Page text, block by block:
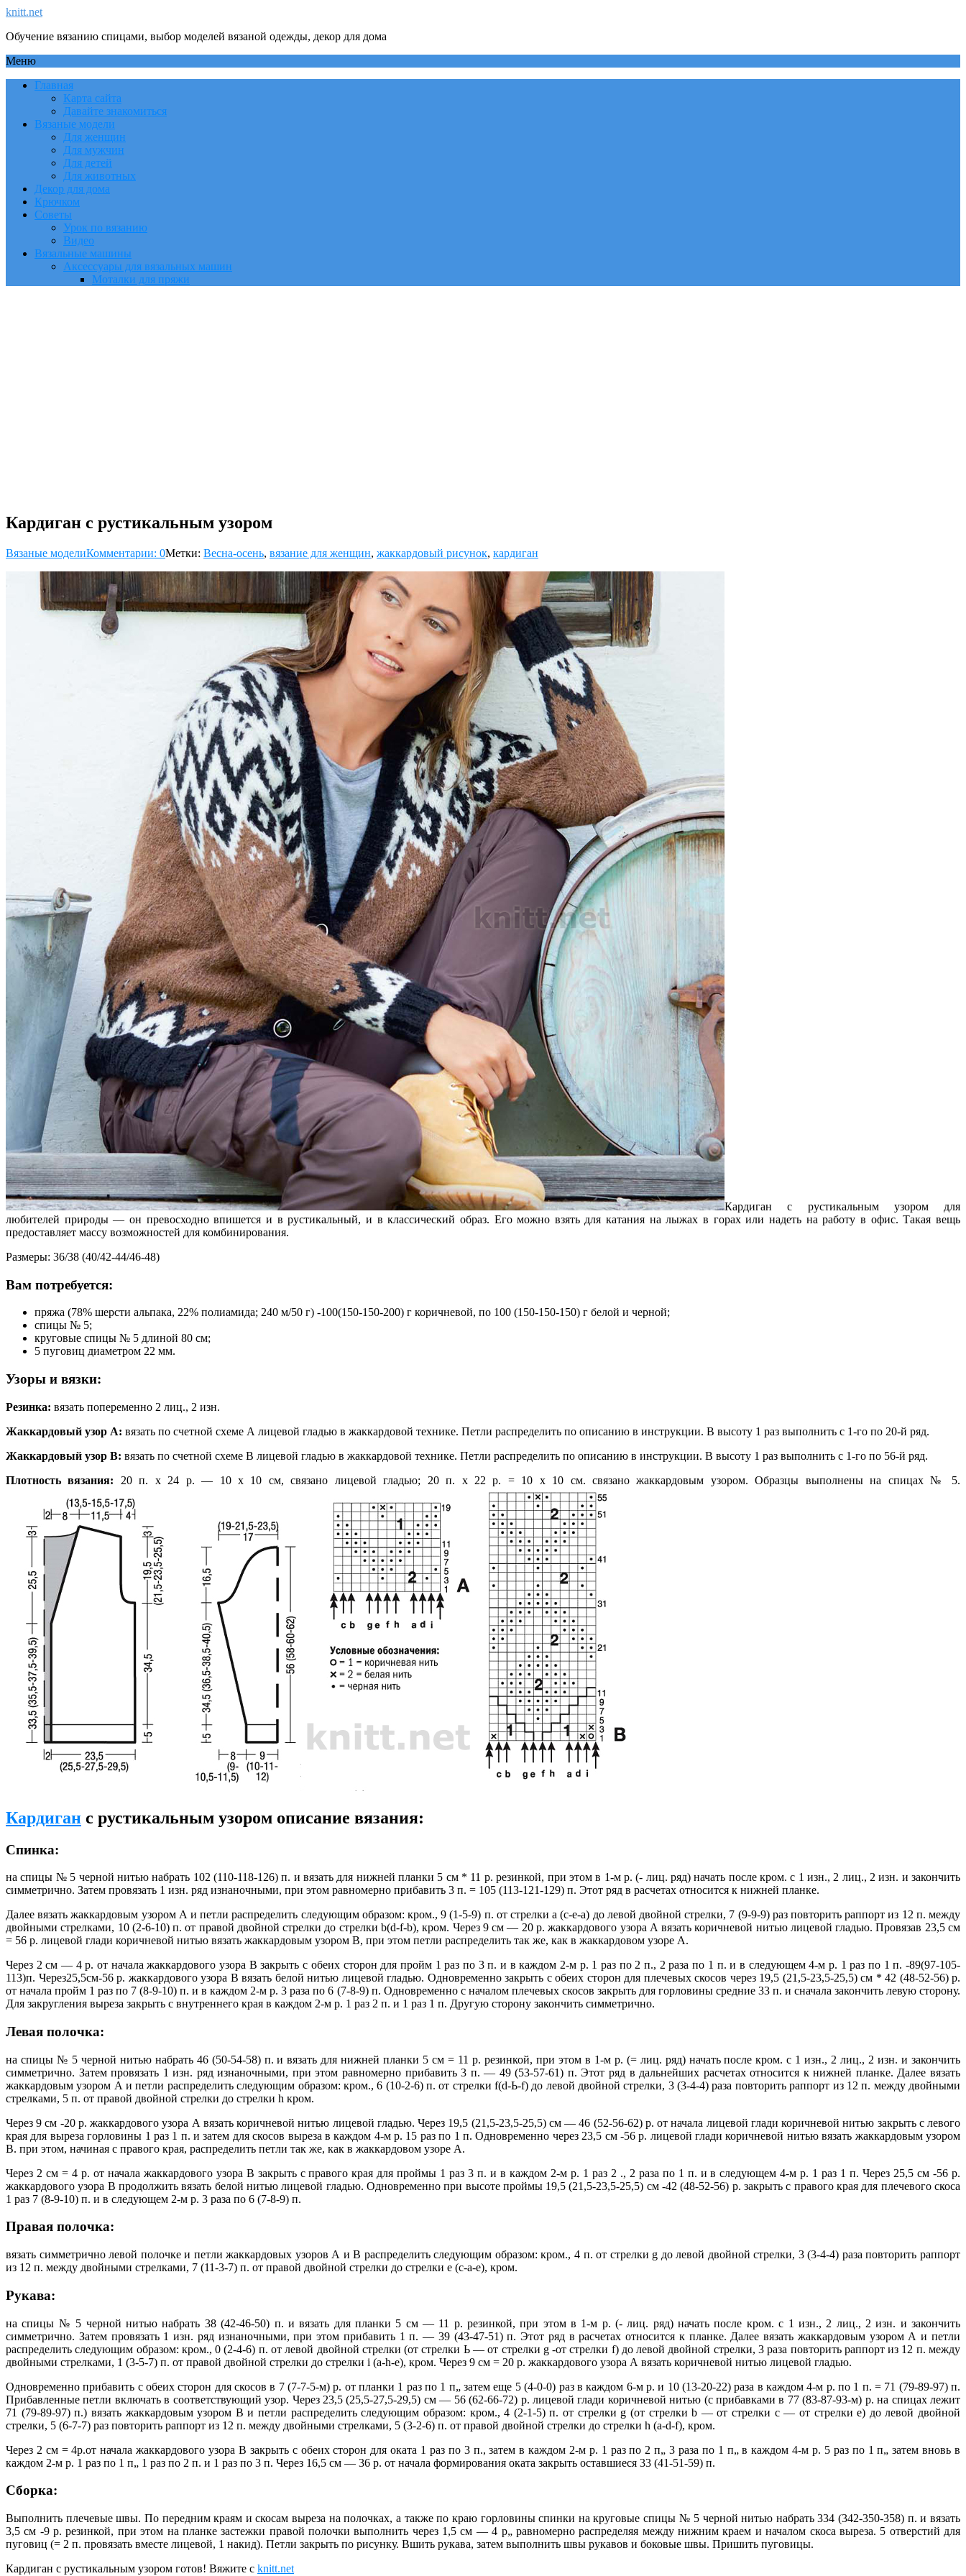
knitt.net
Обучение вязанию спицами, выбор моделей вязаной одежды, декор для дома
Меню
Главная
Карта сайта
Давайте знакомиться
Вязаные модели
Для женщин
Для мужчин
Для детей
Для животных
Декор для дома
Крючком
Советы
Урок по вязанию
Видео
Вязальные машины
Аксессуары для вязальных машин
Моталки для пряжи
Кардиган с рустикальным узором
Вязаные моделиКомментарии: 0Метки: Весна-осень, вязание для женщин, жаккардовый рисунок, кардиган
Кардиган с рустикальным узором для
любителей природы — он превосходно впишется и в рустикальный, и в классический образ. Его можно взять для катания на лыжах в горах или надеть на работу в офис. Такая вещь
предоставляет массу возможностей для комбинирования.
Размеры: 36/38 (40/42-44/46-48)
Вам потребуется:
пряжа (78% шерсти альпака, 22% полиамида; 240 м/50 г) -100(150-150-200) г коричневой, по 100 (150-150-150) г белой и черной;
спицы № 5;
круговые спицы № 5 длиной 80 см;
5 пуговиц диаметром 22 мм.
Узоры и вязки:
Резинка: вязать попеременно 2 лиц., 2 изн.
Жаккардовый узор А: вязать по счетной схеме А лицевой гладью в жаккардовой технике. Петли распределить по описанию в инструкции. В высоту 1 раз выполнить с 1-го по 20-й ряд.
Жаккардовый узор В: вязать по счетной схеме В лицевой гладью в жаккардовой технике. Петли распределить по описанию в инструкции. В высоту 1 раз выполнить с 1-го по 56-й ряд.
Плотность вязания: 20 п. х 24 р. — 10 х 10 см, связано лицевой гладью; 20 п. х 22 р. = 10 х 10 см. связано жаккардовым узором. Образцы выполнены на спицах № 5.
Кардиган с рустикальным узором описание вязания:
Спинка:
на спицы № 5 черной нитью набрать 102 (110-118-126) п. и вязать для нижней планки 5 см * 11 р. резинкой, при этом в 1-м р. (- лиц. ряд) начать после кром. с 1 изн., 2 лиц., 2 изн. и закончить
симметрично. Затем провязать 1 изн. ряд изнаночными, при этом равномерно прибавить 3 п. = 105 (113-121-129) п. Этот ряд в расчетах относится к нижней планке.
Далее вязать жаккардовым узором А и петли распределить следующим образом: кром., 9 (1-5-9) п. от стрелки а (с-е-а) до левой двойной стрелки, 7 (9-9-9) раз повторить раппорт из 12 п. между
двойными стрелками, 10 (2-6-10) п. от правой двойной стрелки до стрелки b(d-f-b), кром. Через 9 см — 20 р. жаккардового узора А вязать коричневой нитью лицевой гладью. Провязав 23,5 см
= 56 р. лицевой глади коричневой нитью вязать жаккардовым узором В, при этом петли распределить так же, как в жаккардовом узоре А.
Через 2 см — 4 р. от начала жаккардового узора В закрыть с обеих сторон для пройм 1 раз по 3 п. и в каждом 2-м р. 1 раз по 2 п., 2 раза по 1 п. и в следующем 4-м р. 1 раз по 1 п. -89(97-105-
113)п. Через25,5см-56 р. жаккардового узора В вязать белой нитью лицевой гладью. Одновременно закрыть с обеих сторон для плечевых скосов через 19,5 (21,5-23,5-25,5) см * 42 (48-52-56) р.
от начала пройм 1 раз по 7 (8-9-10) п. и в каждом 2-м р. 3 раза по 6 (7-8-9) п. Одновременно с началом плечевых скосов закрыть для горловины средние 33 п. и сначала закончить левую сторону.
Для закругления выреза закрыть с внутреннего края в каждом 2-м р. 1 раз 2 п. и 1 раз 1 п. Другую сторону закончить симметрично.
Левая полочка:
на спицы № 5 черной нитью набрать 46 (50-54-58) п. и вязать для нижней планки 5 см = 11 р. резинкой, при этом в 1-м р. (= лиц. ряд) начать после кром. с 1 изн., 2 лиц., 2 изн. и закончить
симметрично. Затем провязать 1 изн. ряд изнаночными, при этом равномерно прибавить 3 п. — 49 (53-57-61) п. Этот ряд в дальнейших расчетах относится к нижней планке. Далее вязать
жаккардовым узором А и петли распределить следующим образом: кром., 6 (10-2-6) п. от стрелки f(d-Ь-f) до левой двойной стрелки, 3 (3-4-4) раза повторить раппорт из 12 п. между двойными
стрелками, 5 п. от правой двойной стрелки до стрелки h кром.
Через 9 см -20 р. жаккардового узора А вязать коричневой нитью лицевой гладью. Через 19,5 (21,5-23,5-25,5) см — 46 (52-56-62) р. от начала лицевой глади коричневой нитью закрыть с левого
края для выреза горловины 1 раз 1 п. и затем для скосов выреза в каждом 4-м р. 15 раз по 1 п. Одновременно через 23,5 см -56 р. лицевой глади коричневой нитью вязать жаккардовым узором
В. при этом, начиная с правого края, распределить петли так же, как в жаккардовом узоре А.
Через 2 см = 4 р. от начала жаккардового узора В закрыть с правого края для проймы 1 раз 3 п. и в каждом 2-м р. 1 раз 2 ., 2 раза по 1 п. и в следующем 4-м р. 1 раз 1 п. Через 25,5 см -56 р.
жаккардового узора В продолжить вязать белой нитью лицевой гладью. Одновременно при высоте проймы 19,5 (21,5-23,5-25,5) см -42 (48-52-56) р. закрыть с правого края для плечевого скоса
1 раз 7 (8-9-10) п. и в следующем 2-м р. 3 раза по 6 (7-8-9) п.
Правая полочка:
вязать симметрично левой полочке и петли жаккардовых узоров А и В распределить следующим образом: кром., 4 п. от стрелки g до левой двойной стрелки, 3 (3-4-4) раза повторить раппорт
из 12 п. между двойными стрелками, 7 (11-3-7) п. от правой двойной стрелки до стрелки е (с-а-е), кром.
Рукава:
на спицы № 5 черной нитью набрать 38 (42-46-50) п. и вязать для планки 5 см — 11 р. резинкой, при этом в 1-м р. (- лиц. ряд) начать после кром. с 1 изн., 2 лиц., 2 изн. и закончить
симметрично. Затем провязать 1 изн. ряд изнаночными, при этом прибавить 1 п. — 39 (43-47-51) п. Этот ряд в расчетах относится к планке. Далее вязать жаккардовым узором А и петли
распределить следующим образом: кром., 0 (2-4-6) п. от левой двойной стрелки (от стрелки Ь — от стрелки g -от стрелки f) до левой двойной стрелки, 3 раза повторить раппорт из 12 п. между
двойными стрелками, 1 (3-5-7) п. от правой двойной стрелки до стрелки і (а-h-е), кром. Через 9 см = 20 р. жаккардового узора А вязать коричневой нитью лицевой гладью.
Одновременно прибавить с обеих сторон для скосов в 7 (7-7-5-м) р. от планки 1 раз по 1 п„ затем еще 5 (4-0-0) раз в каждом 6-м р. и 10 (13-20-22) раза в каждом 4-м р. по 1 п. = 71 (79-89-97) п.
Прибавленные петли включать в соответствующий узор. Через 23,5 (25,5-27,5-29,5) см — 56 (62-66-72) р. лицевой глади коричневой нитью (с прибавками в 77 (83-87-93-м) р. на спицах лежит
71 (79-89-97) п.) вязать жаккардовым узором В и петли распределить следующим образом: кром., 4 (2-1-5) п. от стрелки g (от стрелки b — от стрелки с — от стрелки е) до левой двойной
стрелки, 5 (6-7-7) раз повторить раппорт из 12 п. между двойными стрелками, 5 (3-2-6) п. от правой двойной стрелки до стрелки h (а-d-f), кром.
Через 2 см = 4р.от начала жаккардового узора В закрыть с обеих сторон для оката 1 раз по 3 п., затем в каждом 2-м р. 1 раз по 2 п„ 3 раза по 1 п„ в каждом 4-м р. 5 раз по 1 п„ затем вновь в
каждом 2-м р. 1 раз по 1 п„ 1 раз по 2 п. и 1 раз по 3 п. Через 16,5 см — 36 р. от начала формирования оката закрыть оставшиеся 33 (41-51-59) п.
Сборка:
Выполнить плечевые швы. По передним краям и скосам выреза на полочках, а также по краю горловины спинки на круговые спицы № 5 черной нитью набрать 334 (342-350-358) п. и вязать
3,5 см -9 р. резинкой, при этом на планке застежки правой полочки выполнить через 1,5 см — 4 р„ равномерно распределяя между нижним краем и началом скоса выреза. 5 отверстий для
пуговиц (= 2 п. провязать вместе лицевой, 1 накид). Петли закрыть по рисунку. Вшить рукава, затем выполнить швы рукавов и боковые швы. Пришить пуговицы.
Кардиган с рустикальным узором готов! Вяжите с knitt.net